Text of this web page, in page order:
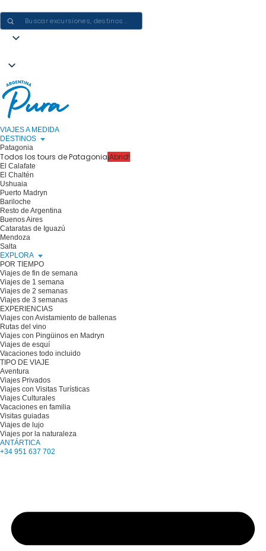
VIAJES A MEDIDA
DESTINOS
Patagonia
Todos los tours de Patagonia¡Abrid!
El Calafate
El Chaltén
Ushuaia
Puerto Madryn
Bariloche
Resto de Argentina
Buenos Aires
Cataratas de Iguazú
Mendoza
Salta
EXPLORA
POR TIEMPO
Viajes de fin de semana
Viajes de 1 semana
Viajes de 2 semanas
Viajes de 3 semanas
EXPERIENCIAS
Viajes con Avistamiento de ballenas
Rutas del vino
Viajes con Pingüinos en Madryn
Viajes de esquí
Vacaciones todo incluido
TIPO DE VIAJE
Aventura
Viajes Privados
Viajes con Visitas Turísticas
Viajes Culturales
Vacaciones en familia
Visitas guiadas
Viajes de lujo
Viajes por la naturaleza
ANTÁRTICA
+34 951 637 702